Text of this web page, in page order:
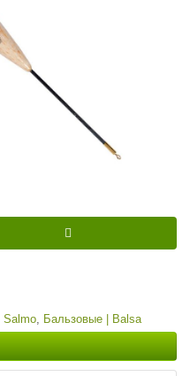
Salmo, Бальзовые | Balsa